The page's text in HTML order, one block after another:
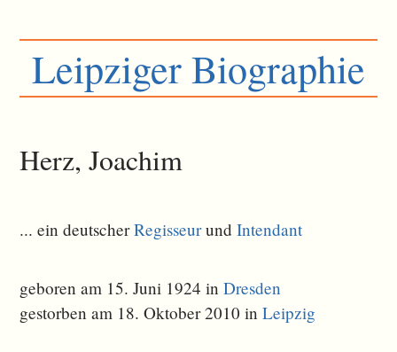
Leipziger Biographie
Herz, Joachim
... ein deutscherRegisseurundIntendant
geboren am 15. Juni 1924 inDresden
gestorben am 18. Oktober 2010 inLeipzig